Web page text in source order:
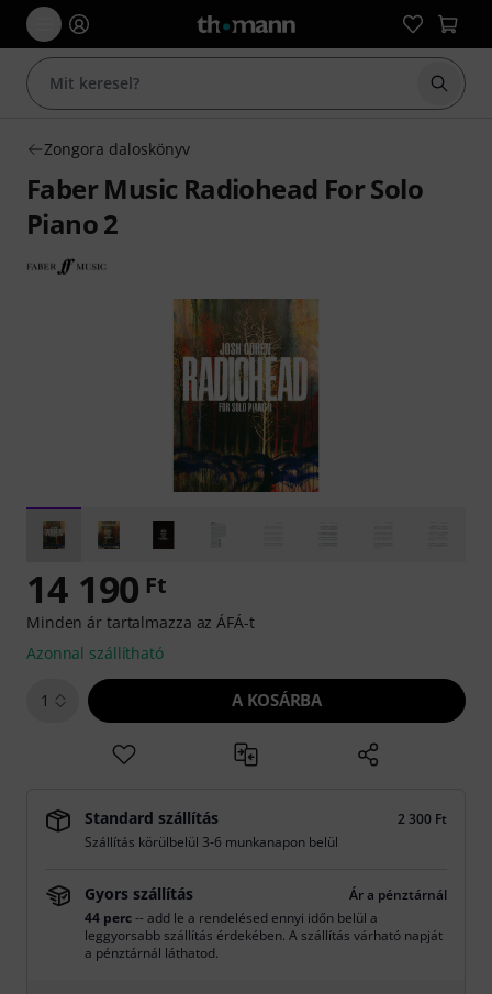
Zongora daloskönyv
Faber Music Radiohead For Solo
Piano 2
14 190 Ft
Minden ár tartalmazza az ÁFÁ-t
Azonnal szállítható
1 A KOSÁRBA
Standard szállítás
2 300 Ft
Szállítás körülbelül 3-6 munkanapon belül
Gyors szállítás
Ár a pénztárnál
44 perc-- add le a rendelésed ennyi időn belül a
leggyorsabb szállítás érdekében. A szállítás várható napját
a pénztárnál láthatod.